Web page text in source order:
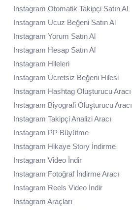
Instagram Otomatik Takipçi Satın Al
Instagram Ucuz Beğeni Satın Al
Instagram Yorum Satın Al
Instagram Hesap Satın Al
Instagram Hileleri
Instagram Ücretsiz Beğeni Hilesi
Instagram Hashtag Oluşturucu Aracı
Instagram Biyografi Oluşturucu Aracı
Instagram Takipçi Analizi Aracı
Instagram PP Büyütme
Instagram Hikaye Story İndirme
Instagram Video İndir
Instagram Fotoğraf İndirme Aracı
Instagram Reels Video İndir
Instagram Araçları